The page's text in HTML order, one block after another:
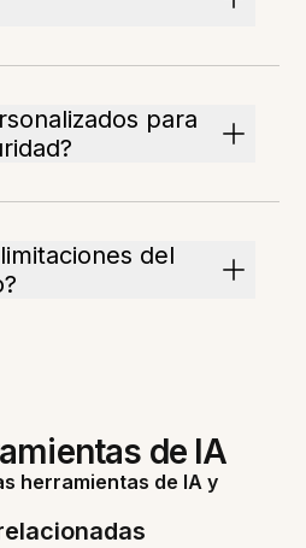
para
del
de IA
herramientas de IA y